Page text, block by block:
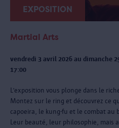
EXPOSITION
Martial Arts
vendredi 3 avril 2026 au dimanche
17:00
L’exposition vous plonge dans le
Montez sur le ring et découvrez ce
capoeira, le kung-fu et le combat au
Leur beauté, leur philosophie, mais